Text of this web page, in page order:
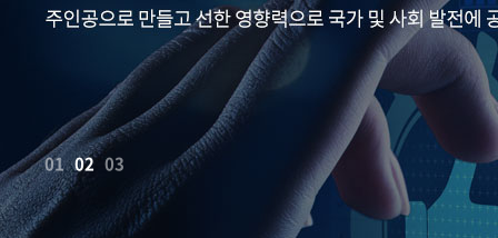
01 02 03